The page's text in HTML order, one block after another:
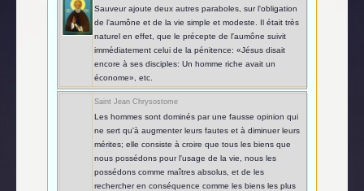
Sauveur ajoute deux autres paraboles, sur l'obligation
de l'aumône et de la vie simple et modeste. Il était très
naturel en effet, que le précepte de l'aumône suivit
immédiatement celui de la pénitence: «Jésus disait
encore à ses disciples: Un homme riche avait un
économe», etc.
Saint Jean Chrysostome
Les hommes sont dominés par une fausse opinion qui
ne sert qu'à augmenter leurs fautes et à diminuer leurs
mérites; elle consiste à croire que tous les biens que
nous possédons pour l'usage de la vie, nous les
possédons comme maîtres absolus, et de les
rechercher en conséquence comme les biens les plus